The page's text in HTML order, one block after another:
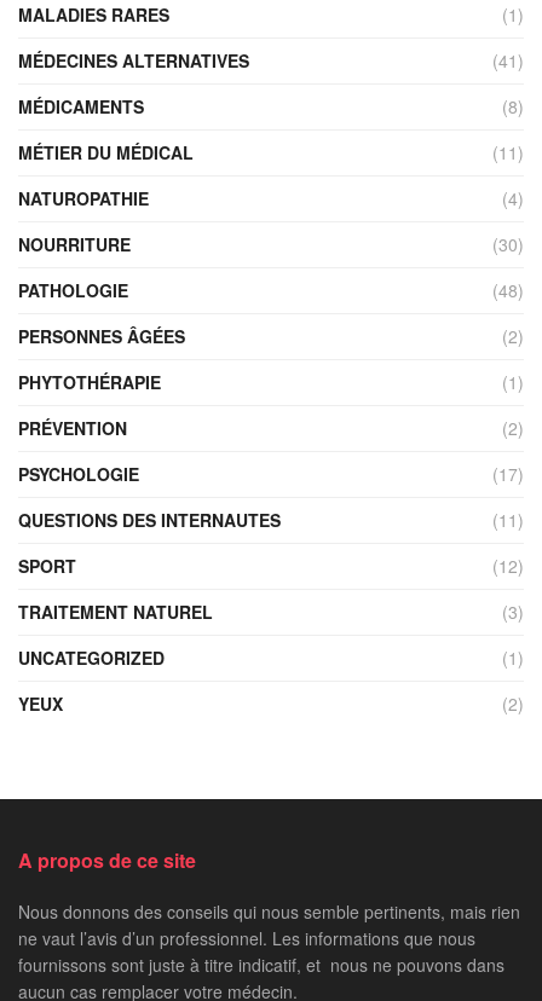
MALADIES RARES
(1)
MÉDECINES ALTERNATIVES
(41)
MÉDICAMENTS
(8)
MÉTIER DU MÉDICAL
(11)
NATUROPATHIE
(4)
NOURRITURE
(30)
PATHOLOGIE
(48)
PERSONNES ÂGÉES
(2)
PHYTOTHÉRAPIE
(1)
PRÉVENTION
(2)
PSYCHOLOGIE
(17)
QUESTIONS DES INTERNAUTES
(11)
SPORT
(12)
TRAITEMENT NATUREL
(3)
UNCATEGORIZED
(1)
YEUX
(2)
A propos de ce site
Nous donnons des conseils qui nous semble pertinents, mais rien
ne vaut l’avis d’un professionnel. Les informations que nous
fournissons sont juste à titre indicatif, et nous ne pouvons dans
aucun cas remplacer votre médecin.